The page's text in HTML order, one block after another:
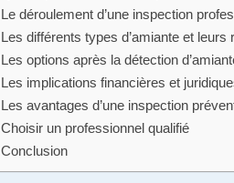
Le déroulement d’une inspection
Les différents types d’amiante et leurs
Les options après la détection
Les implications financières et
Les avantages d’une inspection
Choisir un professionnel qualifié
Conclusion